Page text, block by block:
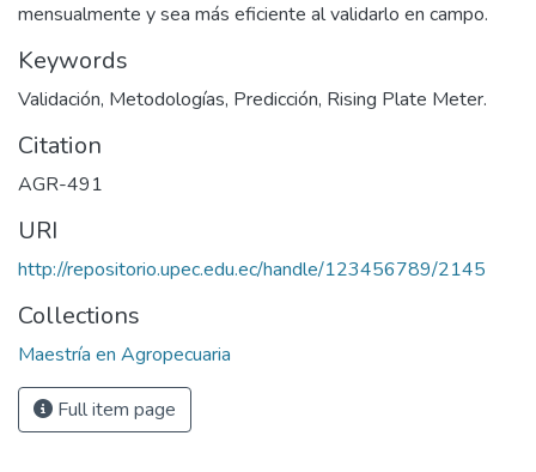
mensualmente y sea más eficiente al validarlo en campo.
Keywords
Validación, Metodologías, Predicción, Rising Plate Meter.
Citation
AGR-491
URI
http://repositorio.upec.edu.ec/handle/123456789/2145
Collections
Maestría en Agropecuaria
Full item page